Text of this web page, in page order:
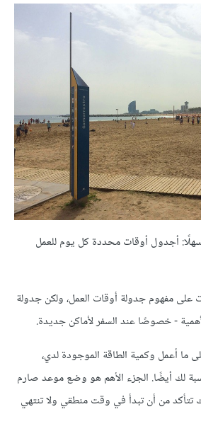
أجدول أوقات محددة كل يوم للعمل
مفهوم جدولة أوقات العمل، ولكن جدولة
- خصوصًا عند السفر لأماكن جديدة.
ما أعمل وكمية الطاقة الموجودة لدي،
لك أيضًا. الجزء الأهم هو وضع موعد صارم
تتأكد من أن تبدأ في وقت منطقي ولا تنتهي